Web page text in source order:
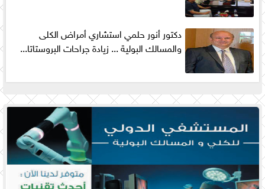
دكتور أنور حلمي استشاري أمراض الكلى
والمسالك البولية ... زيادة جراحات البروستاتا...